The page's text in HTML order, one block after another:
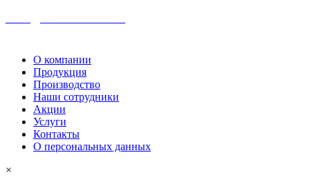
О компании
Продукция
Производство
Наши сотрудники
Акции
Услуги
Контакты
О персональных данных
×